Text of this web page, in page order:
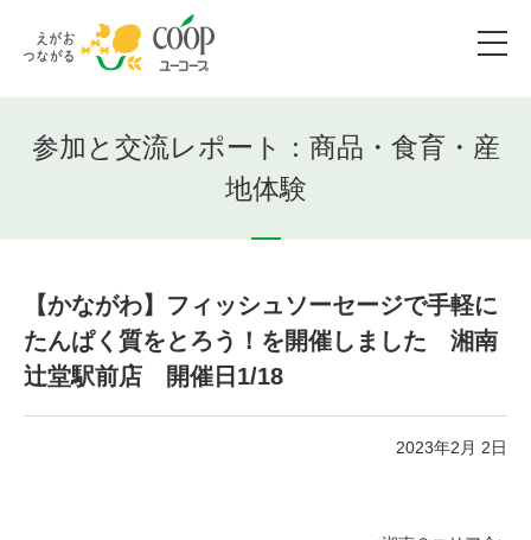
参加と交流レポート：商品・食育・産
地体験
【かながわ】フィッシュソーセージで手軽に
たんぱく質をとろう！を開催しました 湘南
辻堂駅前店 開催日1/18
2023年2月 2日